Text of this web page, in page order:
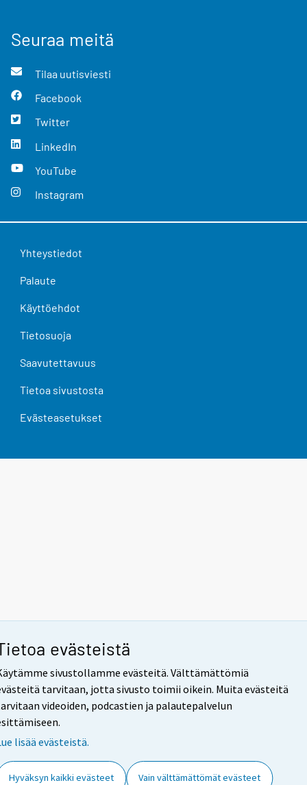
evästeistä
sivustollamme evästeitä. Välttämättömiä
tarvitaan, jotta sivusto toimii oikein. Muita evästeitä
videoiden, podcastien ja palautepalvelun
lisää evästeistä.
Hyväksyn kaikki evästeet Vain välttämättömät evästeet
Seuraa meitä
Tilaa uutisviesti
Facebook
Twitter
LinkedIn
YouTube
Instagram
Yhteystiedot
Palaute
Käyttöehdot
Tietosuoja
Saavutettavuus
Tietoa sivustosta
Evästeasetukset